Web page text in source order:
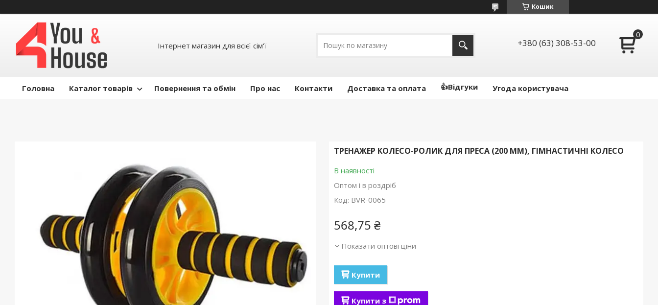
Кошик
Інтернет магазин для всієї сім'ї +380 (63) 308-53-00
Головна Каталог товарів Повернення та обмін Про нас Контакти Доставка та оплата 👍Відгуки Угода користувача
ТРЕНАЖЕР КОЛЕСО-РОЛИК ДЛЯ ПРЕСА (200 ММ), ГІМНАСТИЧНІ КОЛЕСО
В наявності
Оптом і в роздріб
Код: BVR-0065
568,75 ₴
Показати оптові ціни
Купити
Купити з